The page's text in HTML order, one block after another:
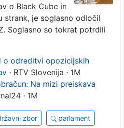
o Black Cube in
strank, je soglasno odločil
Soglasno so tokrat potrdili
o odreditvi opozicijskih
· RTV Slovenija · 1M
Na mizi preiskava
· 1M
zbor parlament